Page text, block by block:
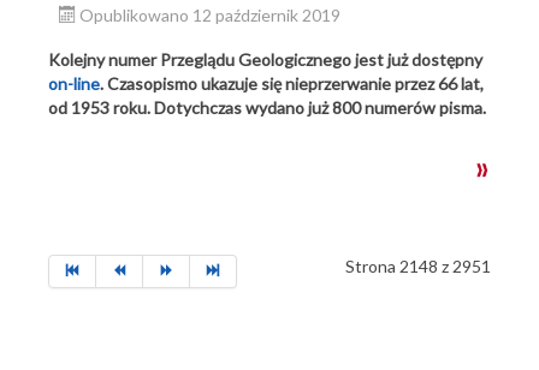
Opublikowano 12 październik 2019
Kolejny numer Przeglądu Geologicznego jest już dostępny
on-line. Czasopismo ukazuje się nieprzerwanie przez 66 lat,
od 1953 roku. Dotychczas wydano już 800 numerów pisma.
Strona 2148 z 2951